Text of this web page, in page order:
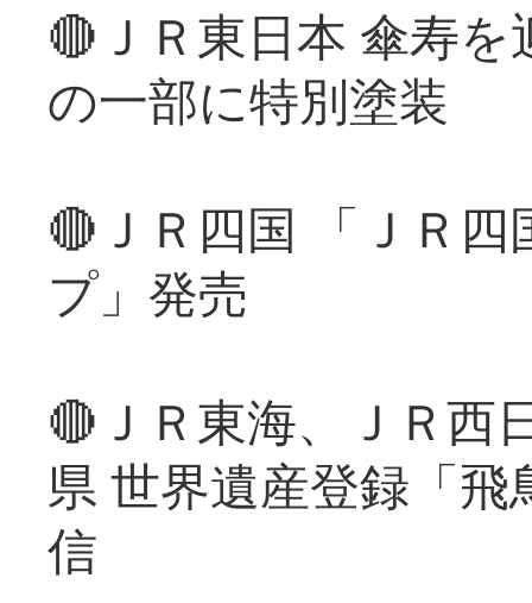
🔴ＪＲ東日本 傘寿
の一部に特別塗装
🔴ＪＲ四国 「ＪＲ
プ」発売
🔴ＪＲ東海、ＪＲ西
県 世界遺産登録「
信